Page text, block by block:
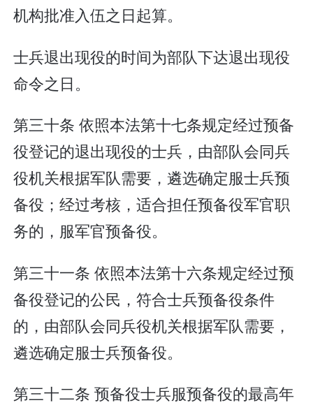
机构批准入伍之日起算。
士兵退出现役的时间为部队下达退出现役
命令之日。
第三十条 依照本法第十七条规定经过预备
役登记的退出现役的士兵，由部队会同兵
役机关根据军队需要，遴选确定服士兵预
备役；经过考核，适合担任预备役军官职
务的，服军官预备役。
第三十一条 依照本法第十六条规定经过预
备役登记的公民，符合士兵预备役条件
的，由部队会同兵役机关根据军队需要，
遴选确定服士兵预备役。
第三十二条 预备役士兵服预备役的最高年